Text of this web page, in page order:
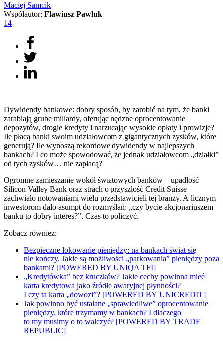
Maciej Samcik
Współautor: Flawiusz Pawluk
14
Dywidendy bankowe: dobry sposób, by zarobić na tym, że banki
zarabiają grube miliardy, oferując nędzne oprocentowanie
depozytów, drogie kredyty i narzucając wysokie opłaty i prowizje?
Ile płacą banki swoim udziałowcom z gigantycznych zysków, które
generują? Ile wynoszą rekordowe dywidendy w najlepszych
bankach? I co może spowodować, że jednak udziałowcom „działki”
od tych zysków… nie zapłacą?
Ogromne zamieszanie wokół światowych banków – upadłość
Silicon Valley Bank oraz strach o przyszłość Credit Suisse –
zachwiało notowaniami wielu przedstawicieli tej branży. A licznym
inwestorom dało asumpt do rozmyślań: „czy bycie akcjonariuszem
banku to dobry interes?”. Czas to policzyć.
Zobacz również:
Bezpieczne lokowanie pieniędzy: na bankach świat się
nie kończy. Jakie są możliwości „parkowania” pieniędzy poza
bankami? [POWERED BY UNIQA TFI]
„Kredytówka” bez kruczków? Jakie cechy powinna mieć
karta kredytowa jako źródło awaryjnej płynności?
I czy ta karta „dowozi”? [POWERED BY UNICREDIT]
Jak powinno być ustalane „sprawiedliwe” oprocentowanie
pieniędzy, które trzymamy w bankach? I dlaczego
to my musimy o to walczyć? [POWERED BY TRADE
REPUBLIC]